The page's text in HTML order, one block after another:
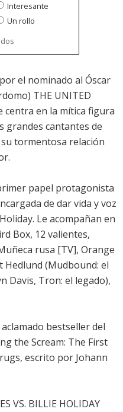
Interesante
Un rollo
el nominado al Óscar
THE UNITED
centra en la mítica figura
grandes cantantes de
tormentosa relación
papel protagonista
de dar vida y voz
Le acompañan en
Box, 12 valientes,
rusa [TV], Orange
Hedlund (Mudbound: el
Davis, Tron: el legado),
bestseller del
the Scream: The First
escrito por Johann
VS. BILLIE HOLIDAY